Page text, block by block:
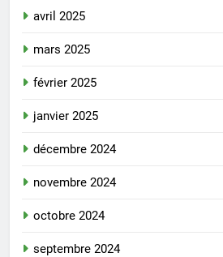
avril 2025
mars 2025
février 2025
janvier 2025
décembre 2024
novembre 2024
octobre 2024
septembre 2024